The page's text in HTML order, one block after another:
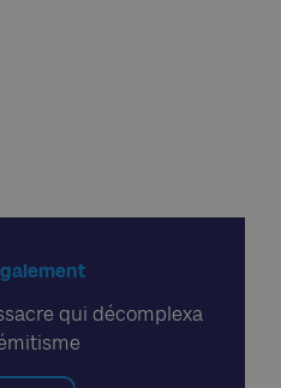
qui décomplexa